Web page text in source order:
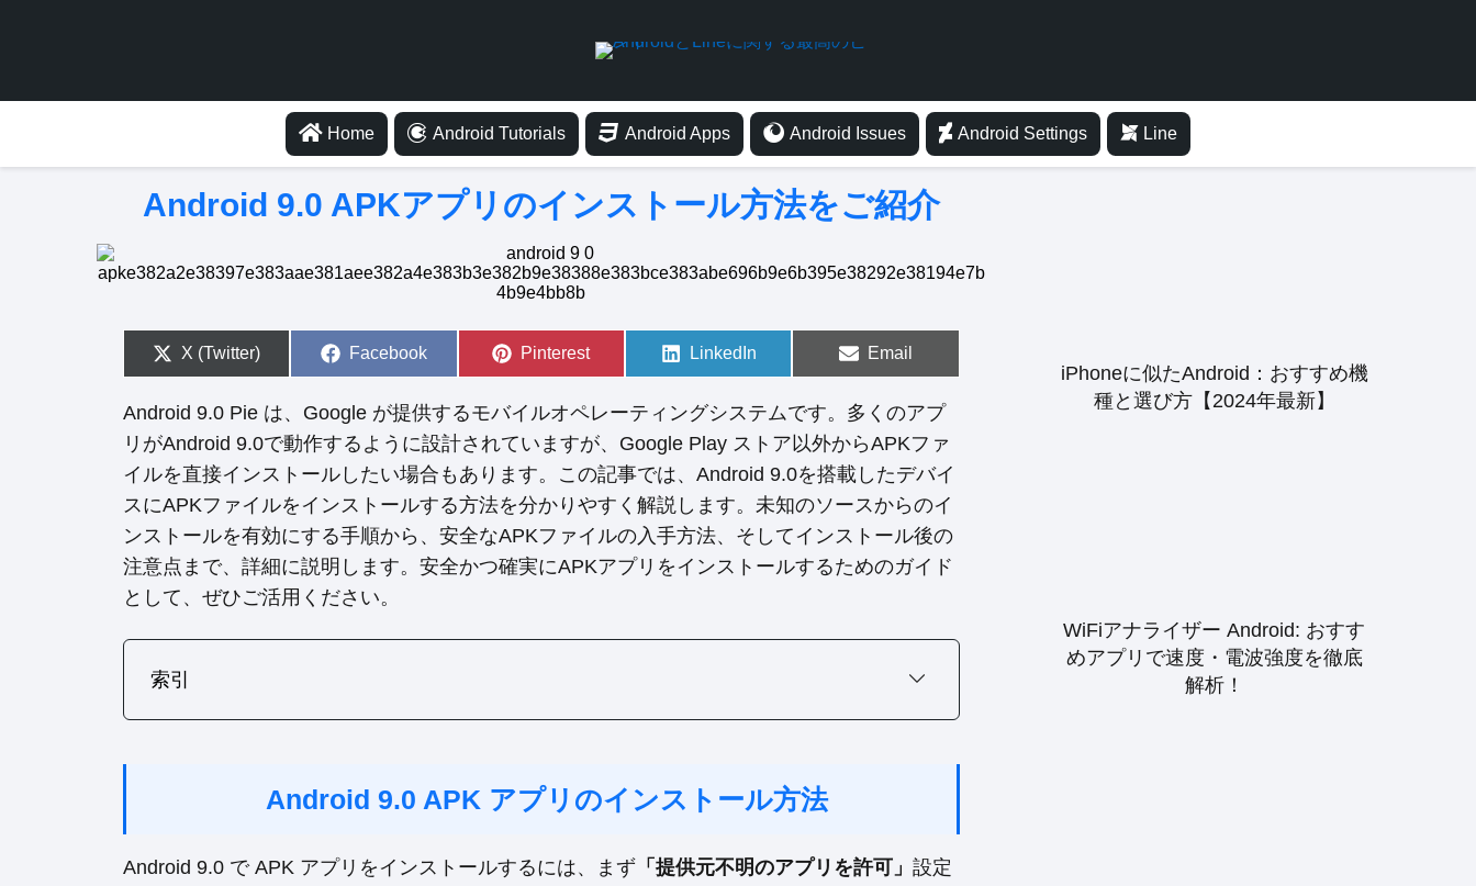
Home Android Tutorials Android Apps Android Issues Android Settings Line
Android 9.0 APKアプリのインストール方法をご紹介
S
r
e
o
X (Twitter)
S
r
e
o
n
Facebook
S
r
e
o
Pinterest
S
r
e
o
LinkedIn
S
e
o
Email
Android 9.0 Pie は、Google が提供するモバイルオペレーティングシステムです。多くのアプ
リがAndroid 9.0で動作するように設計されていますが、Google Play ストア以外からAPKファ
イルを直接インストールしたい場合もあります。この記事では、Android 9.0を搭載したデバイ
スにAPKファイルをインストールする方法を分かりやすく解説します。未知のソースからのイ
ンストールを有効にする手順から、安全なAPKファイルの入手方法、そしてインストール後の
注意点まで、詳細に説明します。安全かつ確実にAPKアプリをインストールするためのガイド
として、ぜひご活用ください。
索引
Android 9.0 APK アプリのインストール方法
Android 9.0 で APK アプリをインストールするには、まず 「提供元不明のアプリを許可」 設定
iPhoneに似たAndroid：おすすめ機
種と選び方【2024年最新】
WiFiアナライザー Android: おすす
めアプリで速度・電波強度を徹底
解析！